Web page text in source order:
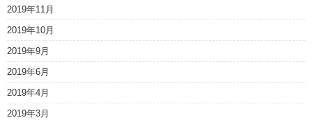
2019年11月
2019年10月
2019年9月
2019年6月
2019年4月
2019年3月